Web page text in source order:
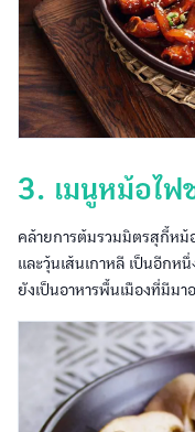
3. เมนูหม้อไฟ
คล้ายการต้มรวมมิตรสุกี้หม้
และวุ้นเส้นเกาหลี เป็นอีกห
ยังเป็นอาหารพื้นเมืองที่มีมา